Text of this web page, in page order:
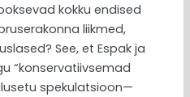
kokku endised
liikmed,
See, et Espak ja
“konservatiivsemad
spekulatsioon—